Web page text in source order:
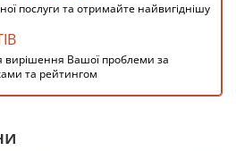
послуги та отримайте найвигіднішу
Вашої проблеми за
та рейтингом